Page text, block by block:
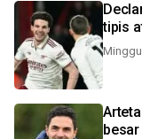
tipis